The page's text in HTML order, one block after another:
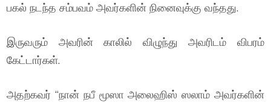
பகல் நடந்த சம்பவம் அவர்களின் நினைவுக்கு வந்தது.
இருவரும் அவரின் காலில் விழுந்து அவரிடம் விபரம்
கேட்டார்கள்.
அதற்கவர் “நான் நபீ மூஸா அலைஹிஸ் ஸலாம் அவர்களின்